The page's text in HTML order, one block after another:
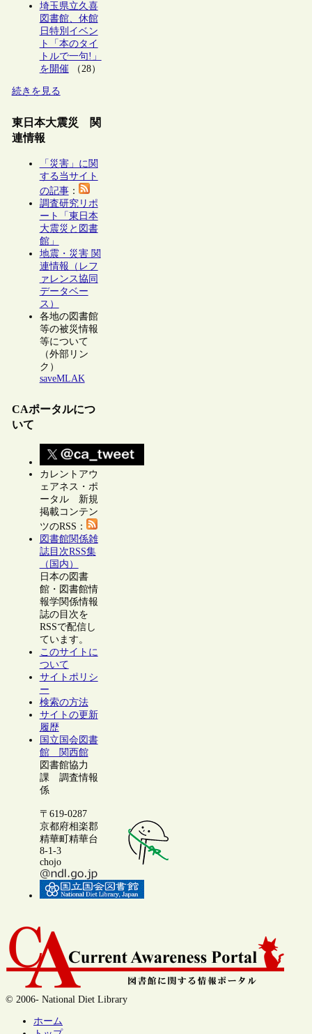
埼玉県立久喜
図書館、休館
日特別イベン
ト「本のタイ
トルで一句!」
を開催（28）
続きを見る
東日本大震災 関
連情報
「災害」に関
する当サイト
の記事：
調査研究リポ
ート「東日本
大震災と図書
館」
地震・災害 関
連情報（レフ
ァレンス協同
データベー
ス）
各地の図書館
等の被災情報
等について
（外部リン
ク）
saveMLAK
CAポータルにつ
いて
カレントアウ
ェアネス・ポ
ータル 新規
掲載コンテン
ツのRSS：
図書館関係雑
誌目次RSS集
（国内）
日本の図書
館・図書館情
報学関係情報
誌の目次を
RSSで配信し
ています。
このサイトに
ついて
サイトポリシ
ー
検索の方法
サイトの更新
履歴
国立国会図書
館 関西館
図書館協力
課 調査情報
係
〒619-0287
京都府相楽郡
精華町精華台
8-1-3
chojo
© 2006- National Diet Library
ホーム